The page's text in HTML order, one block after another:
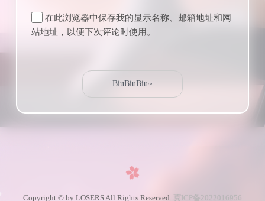
在此浏览器中保存我的显示名称、邮箱地址和网
站地址，以便下次评论时使用。
Copyright © by LOSERS All Rights Reserved. 冀ICP备2022016956